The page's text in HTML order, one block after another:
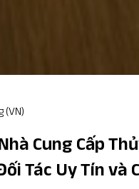
(VN)
Cung Cấp
Tác Uy Tín và